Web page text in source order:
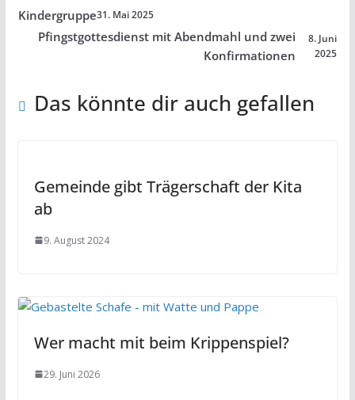
Kindergruppe31. Mai 2025
Pfingstgottesdienst mit Abendmahl und zwei
Konfirmationen
8. Juni
2025
Das könnte dir auch gefallen
Gemeinde gibt Trägerschaft der Kita
ab
9. August 2024
Wer macht mit beim Krippenspiel?
29. Juni 2026